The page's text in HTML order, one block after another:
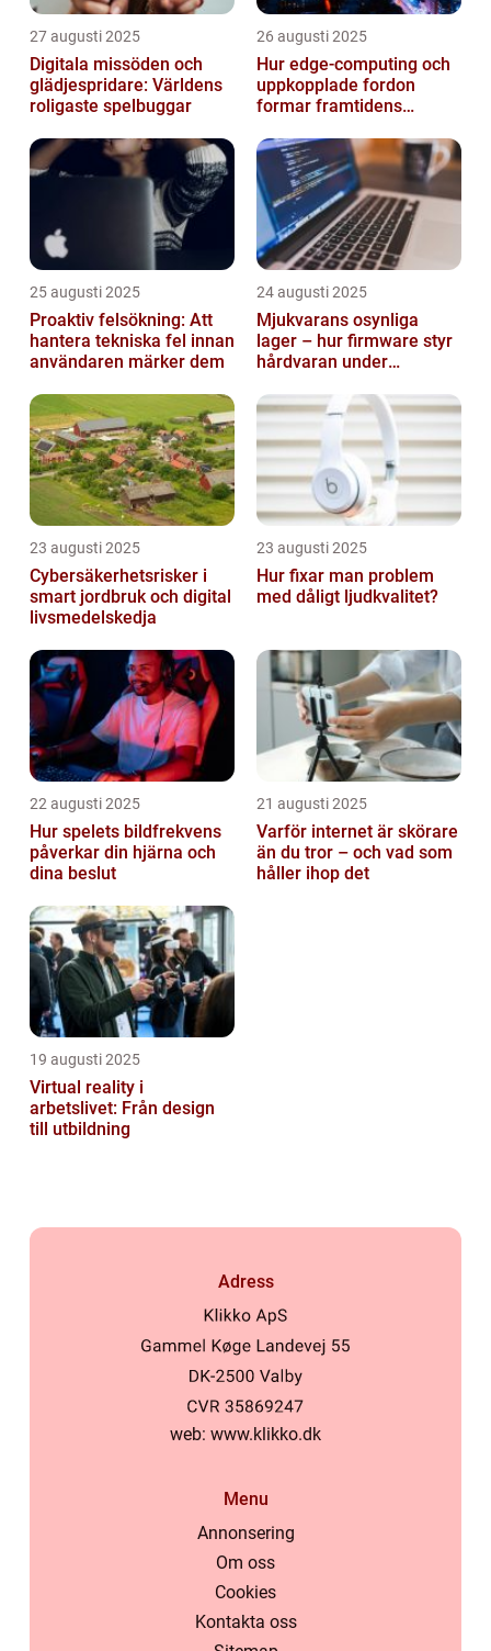
27 augusti 2025
Digitala missöden och
glädjespridare: Världens
roligaste spelbuggar
26 augusti 2025
Hur edge‑computing och
uppkopplade fordon
formar framtidens
25 augusti 2025
Proaktiv felsökning: Att
hantera tekniska fel innan
användaren märker dem
24 augusti 2025
Mjukvarans osynliga
lager – hur firmware styr
hårdvaran under
23 augusti 2025
Cybersäkerhetsrisker i
smart jordbruk och digital
livsmedelskedja
23 augusti 2025
Hur fixar man problem
med dåligt ljudkvalitet?
22 augusti 2025
Hur spelets bildfrekvens
påverkar din hjärna och
dina beslut
21 augusti 2025
Varför internet är skörare
än du tror – och vad som
håller ihop det
19 augusti 2025
Virtual reality i
arbetslivet: Från design
till utbildning
Adress
web: www.klikko.dk
Menu
Annonsering
Om oss
Cookies
Kontakta oss